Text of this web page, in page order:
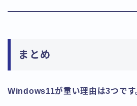
まとめ
Windows11が重い理由は3つです